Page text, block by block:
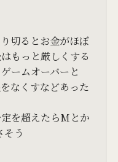
切るとお金がほぼ
もっと厳しくする
ームオーバーと
なくすなどあった
を超えたらMとか
う